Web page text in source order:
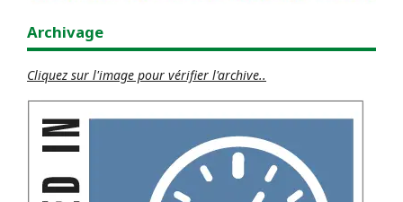
Archivage
Cliquez sur l'image pour vérifier l'archive..